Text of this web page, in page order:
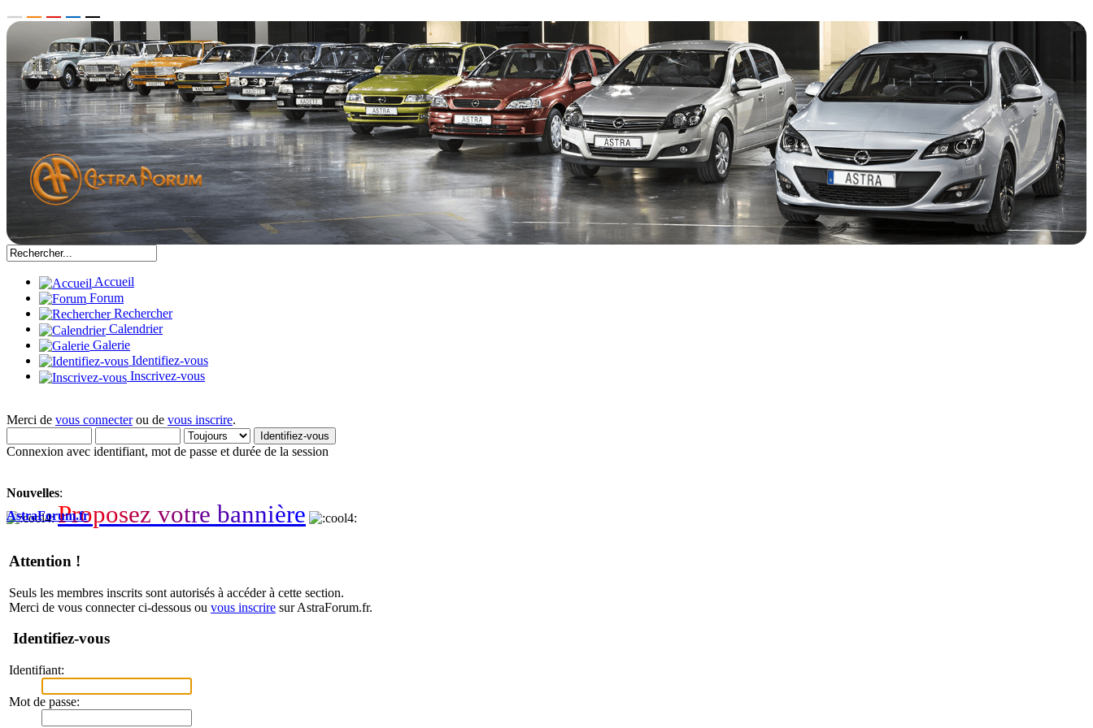
Accueil
Forum
Rechercher
Calendrier
Galerie
Identifiez-vous
Inscrivez-vous
Merci de vous connecterou de vous inscrire.
Connexion avec identifiant, mot de passe et durée de la session
Nouvelles:
Proposez votre bannière
AstraForum.fr
Attention !
Seuls les membres inscrits sont autorisés à accéder à cette section.
Merci de vous connecter ci-dessous ou vous inscrire sur AstraForum.fr.
Identifiez-vous
Identifiant:
Mot de passe: